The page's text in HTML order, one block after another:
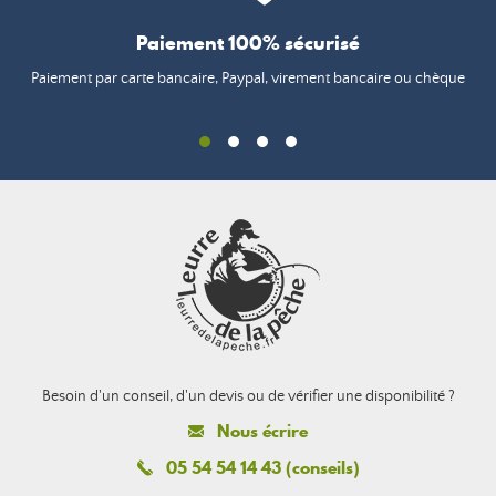
Paiement 100% sécurisé
Paiement par carte bancaire, Paypal, virement bancaire ou chèque
Besoin d'un conseil, d'un devis ou de vérifier une disponibilité ?
Nous écrire
05 54 54 14 43 (conseils)